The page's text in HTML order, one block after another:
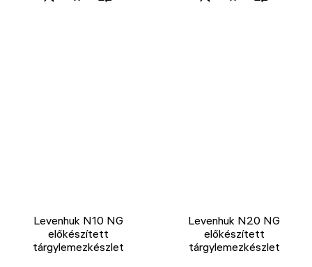
Levenhuk N10 NG
előkészített
tárgylemezkészlet
Levenhuk N20 NG
előkészített
tárgylemezkészlet